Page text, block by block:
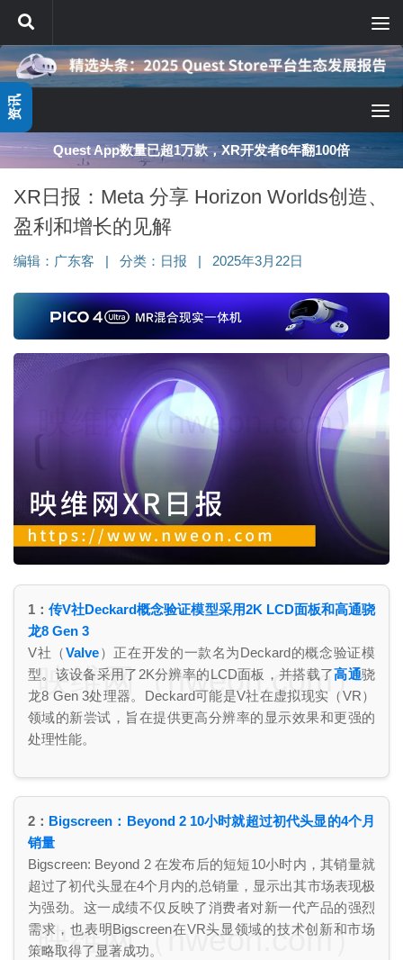
跳至内容
Quest App数量已超1万款，XR开发者6年翻100倍
XR日报：Meta 分享 Horizon Worlds创造、
盈利和增长的见解
编辑： 广东客 分类： 日报 2025年3月22日
1：传V社Deckard概念验证模型采用2K LCD面板和高通骁
龙8 Gen 3
V社（Valve）正在开发的一款名为Deckard的概念验证模
型。该设备采用了2K分辨率的LCD面板，并搭载了高通骁
龙8 Gen 3处理器。Deckard可能是V社在虚拟现实（VR）
领域的新尝试，旨在提供更高分辨率的显示效果和更强的
处理性能。
2： Bigscreen：Beyond 2 10小时就超过初代头显的4个月
销量
Bigscreen: Beyond 2 在发布后的短短10小时内，其销量就
超过了初代头显在4个月内的总销量，显示出其市场表现极
为强劲。这一成绩不仅反映了消费者对新一代产品的强烈
需求，也表明Bigscreen在VR头显领域的技术创新和市场
策略取得了显著成功。
映维网（nweon.com）
映维网（nweon.com）
映维网（nweon.com）
资讯